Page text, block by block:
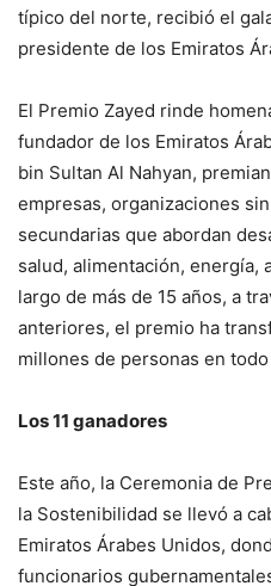
típico del norte, recibió el
presidente de los Emiratos
El Premio Zayed rinde
fundador de los Emiratos
bin Sultan Al Nahyan,
empresas, organizaciones
secundarias que abordan
salud, alimentación, energía,
largo de más de 15 años, a
anteriores, el premio ha
millones de personas en
Los 11 ganadores
Este año, la Ceremonia de
la Sostenibilidad se llevó a
Emiratos Árabes Unidos,
funcionarios